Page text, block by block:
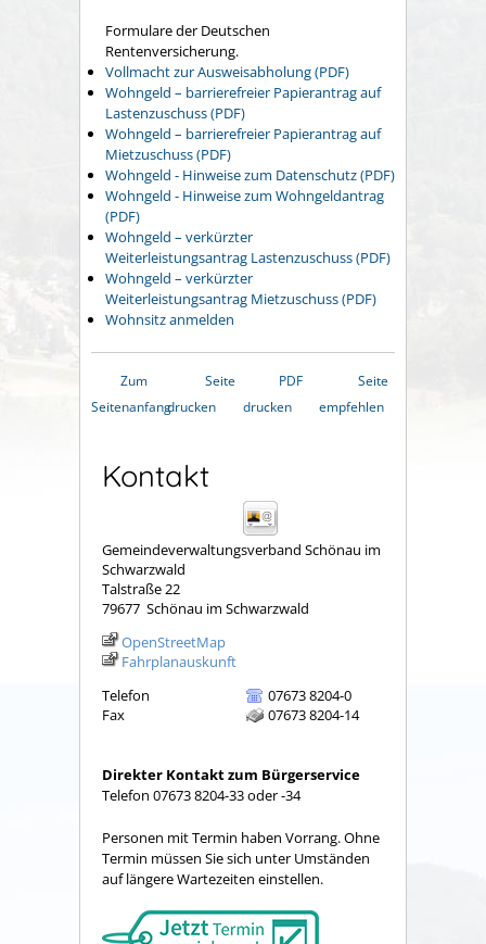
Formulare der Deutschen
Rentenversicherung.
Vollmacht zur Ausweisabholung (PDF)
Wohngeld – barrierefreier Papierantrag auf
Lastenzuschuss (PDF)
Wohngeld – barrierefreier Papierantrag auf
Mietzuschuss (PDF)
Wohngeld - Hinweise zum Datenschutz (PDF)
Wohngeld - Hinweise zum Wohngeldantrag
(PDF)
Wohngeld – verkürzter
Weiterleistungsantrag Lastenzuschuss (PDF)
Wohngeld – verkürzter
Weiterleistungsantrag Mietzuschuss (PDF)
Wohnsitz anmelden
Zum
Seitenanfang
Seite
drucken
PDF
drucken
Seite
empfehlen
Kontakt
Gemeindeverwaltungsverband Schönau im
Schwarzwald
Talstraße 22
79677 Schönau im Schwarzwald
OpenStreetMap
Fahrplanauskunft
Telefon
07673 8204-0
Fax
07673 8204-14
Direkter Kontakt zum Bürgerservice
Telefon 07673 8204-33 oder -34
Personen mit Termin haben Vorrang. Ohne
Termin müssen Sie sich unter Umständen
auf längere Wartezeiten einstellen.